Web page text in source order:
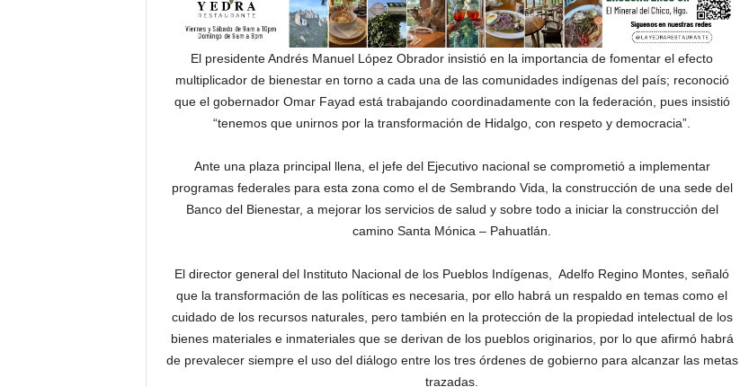
El presidente Andrés Manuel López Obrador insistió en la importancia de fomentar el efecto
multiplicador de bienestar en torno a cada una de las comunidades indígenas del país; reconoció
que el gobernador Omar Fayad está trabajando coordinadamente con la federación, pues insistió
“tenemos que unirnos por la transformación de Hidalgo, con respeto y democracia”.
Ante una plaza principal llena, el jefe del Ejecutivo nacional se comprometió a implementar
programas federales para esta zona como el de Sembrando Vida, la construcción de una sede del
Banco del Bienestar, a mejorar los servicios de salud y sobre todo a iniciar la construcción del
camino Santa Mónica – Pahuatlán.
El director general del Instituto Nacional de los Pueblos Indígenas, Adelfo Regino Montes, señaló
que la transformación de las políticas es necesaria, por ello habrá un respaldo en temas como el
cuidado de los recursos naturales, pero también en la protección de la propiedad intelectual de los
bienes materiales e inmateriales que se derivan de los pueblos originarios, por lo que afirmó habrá
de prevalecer siempre el uso del diálogo entre los tres órdenes de gobierno para alcanzar las metas
trazadas.